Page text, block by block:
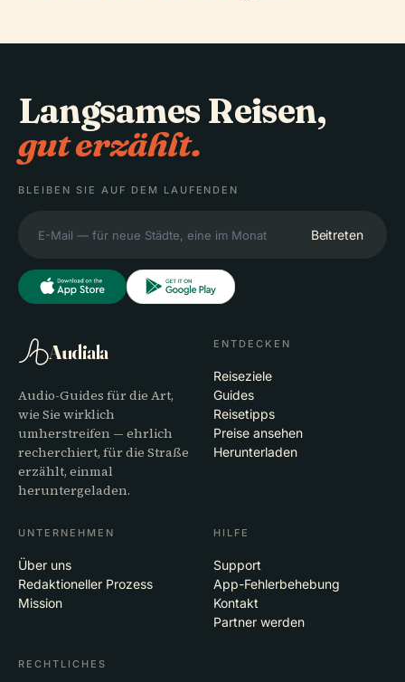
Langsames Reisen,
gut erzählt.
BLEIBEN SIE AUF DEM LAUFENDEN
Beitreten
Audiala
Audio-Guides für die Art,
wie Sie wirklich
umherstreifen — ehrlich
recherchiert, für die Straße
erzählt, einmal
heruntergeladen.
ENTDECKEN
Reiseziele
Guides
Reisetipps
Preise ansehen
Herunterladen
UNTERNEHMEN
Über uns
Redaktioneller Prozess
Mission
HILFE
Support
App-Fehlerbehebung
Kontakt
Partner werden
RECHTLICHES